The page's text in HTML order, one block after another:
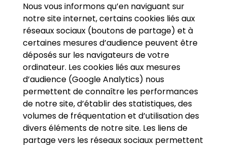
Nous vous informons qu’en naviguant sur
notre site internet, certains cookies liés aux
réseaux sociaux (boutons de partage) et à
certaines mesures d’audience peuvent être
déposés sur les navigateurs de votre
ordinateur. Les cookies liés aux mesures
d’audience (Google Analytics) nous
permettent de connaître les performances
de notre site, d’établir des statistiques, des
volumes de fréquentation et d’utilisation des
divers éléments de notre site. Les liens de
partage vers les réseaux sociaux permettent